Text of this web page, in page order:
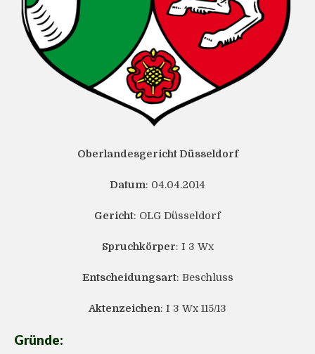
Oberlandesgericht Düsseldorf
Datum: 04.04.2014
Gericht: OLG Düsseldorf
Spruchkörper: I 3 Wx
Entscheidungsart: Beschluss
Aktenzeichen: I 3 Wx 115/13
Gründe: